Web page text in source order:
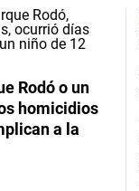
Rodó o un
homicidios
a la